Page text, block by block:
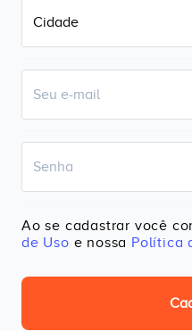
Ao se cadastrar você
de Uso e nossa Política